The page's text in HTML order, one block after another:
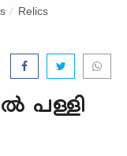
Relics
പള്ളി